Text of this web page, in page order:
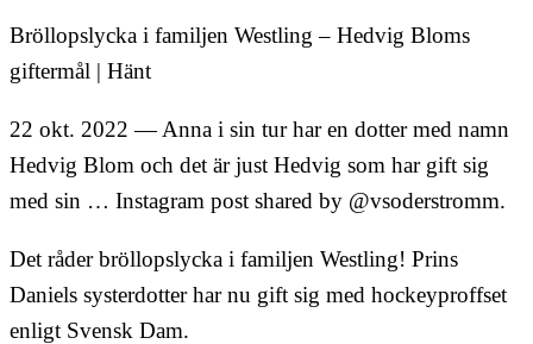
Bröllopslycka i familjen Westling – Hedvig Bloms
giftermål | Hänt
22 okt. 2022 — Anna i sin tur har en dotter med namn
Hedvig Blom och det är just Hedvig som har gift sig
med sin … Instagram post shared by @vsoderstromm.
Det råder bröllopslycka i familjen Westling! Prins
Daniels systerdotter har nu gift sig med hockeyproffset
enligt Svensk Dam.